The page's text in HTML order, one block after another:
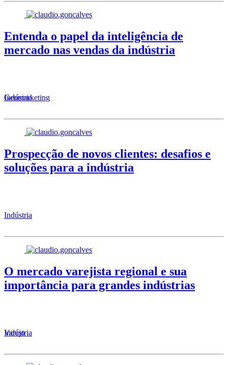
Entenda o papel da inteligência de
mercado nas vendas da indústria
Geomarketing
Indústria
Prospecção de novos clientes: desafios e
soluções para a indústria
Indústria
O mercado varejista regional e sua
importância para grandes indústrias
Varejo
Indústria